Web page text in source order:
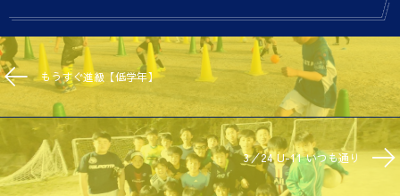
もうすぐ進級【低学年】
3／24 U-11 いつも通り